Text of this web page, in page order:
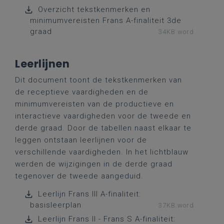
Overzicht tekstkenmerken en
minimumvereisten Frans A-finaliteit 3de
graad
34KB word
Leerlijnen
Dit document toont de tekstkenmerken van
de receptieve vaardigheden en de
minimumvereisten van de productieve en
interactieve vaardigheden voor de tweede en
derde graad. Door de tabellen naast elkaar te
leggen ontstaan leerlijnen voor de
verschillende vaardigheden. In het lichtblauw
werden de wijzigingen in de derde graad
tegenover de tweede aangeduid.
Leerlijn Frans III A-finaliteit:
basisleerplan
37KB word
Leerlijn Frans II - Frans S A-finaliteit: